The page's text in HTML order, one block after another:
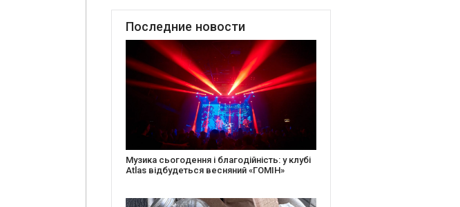
Последние новости
Створіть святкову листівку та допоможіть
стареньким: майстер-клас від БФ «Юлині